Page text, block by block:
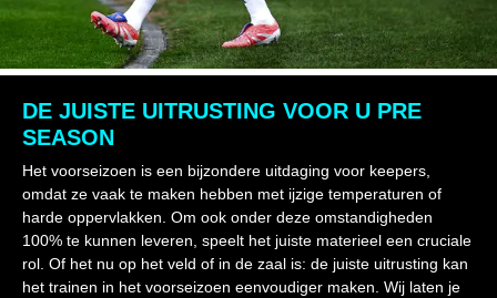
DE JUISTE UITRUSTING VOOR U PRE
SEASON
Het voorseizoen is een bijzondere uitdaging voor keepers,
omdat ze vaak te maken hebben met ijzige temperaturen of
harde oppervlakken. Om ook onder deze omstandigheden
100% te kunnen leveren, speelt het juiste materieel een cruciale
rol. Of het nu op het veld of in de zaal is: de juiste uitrusting kan
het trainen in het voorseizoen eenvoudiger maken. Wij laten je